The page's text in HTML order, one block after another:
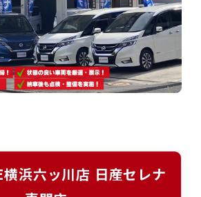
浜六ッ川店 日産セレナ